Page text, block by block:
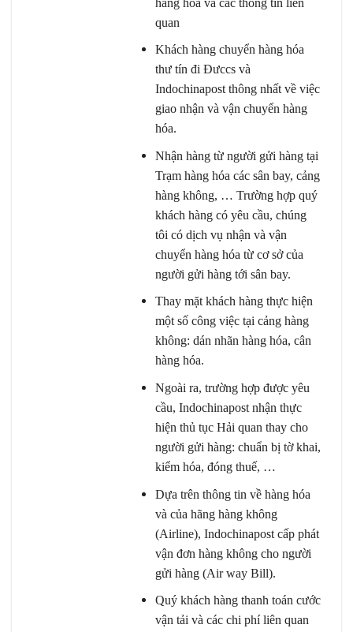
quan
Khách hàng chuyển hàng hóa
thư tín đi Đưccs và
Indochinapost thông nhất về việc
giao nhận và vận chuyển hàng
hóa.
Nhận hàng từ người gửi hàng tại
Trạm hàng hóa các sân bay, cảng
hàng không, … Trường hợp quý
khách hàng có yêu cầu, chúng
tôi có dịch vụ nhận và vận
chuyển hàng hóa từ cơ sở của
người gửi hàng tới sân bay.
Thay mặt khách hàng thực hiện
một số công việc tại cảng hàng
không: dán nhãn hàng hóa, cân
hàng hóa.
Ngoài ra, trường hợp được yêu
cầu, Indochinapost nhận thực
hiện thủ tục Hải quan thay cho
người gửi hàng: chuẩn bị tờ khai,
kiểm hóa, đóng thuế, …
Dựa trên thông tin về hàng hóa
và của hãng hàng không
(Airline), Indochinapost cấp phát
vận đơn hàng không cho người
gửi hàng (Air way Bill).
Quý khách hàng thanh toán cước
vận tải và các chi phí liên quan